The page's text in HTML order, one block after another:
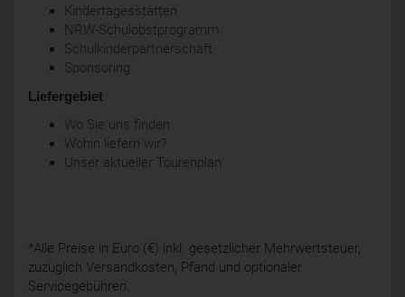
Kindertagesstätten
NRW-Schulobstprogramm
Schulkinderpartnerschaft
Sponsoring
Liefergebiet
Wo Sie uns finden
Wohin liefern wir?
Unser aktueller Tourenplan
*Alle Preise in Euro (€) inkl. gesetzlicher Mehrwertsteuer,
zuzüglich Versandkosten, Pfand und optionaler
Servicegebühren.